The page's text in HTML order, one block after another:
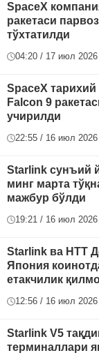
SpaceX
ракетаси
тўхтатилди
04:20 / 17 июл 2026
SpaceX
Falcon 9
учирилди
22:55 / 16 июл 2026
Starlink сунъий
минг марта
мажбур бўлди
19:21 / 16 июл 2026
Starlink ва НТТ
Япония
етакчилик
12:56 / 16 июл 2026
Starlink V5
терминаллари